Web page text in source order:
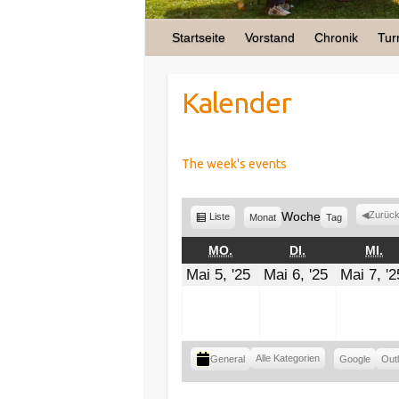
Startseite Vorstand Chronik
Kalender
The week's events
A
s
i
s
Liste Monat Woche Tag Zurück
MO. DI. DIENSTAGMI.
Mai 5, '255.
Mai 6, '256. Mai 7,
K
General Alle Kategorien
E
Google
E